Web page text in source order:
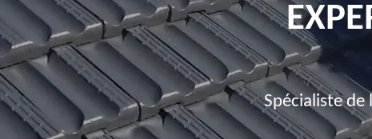
Spécialiste